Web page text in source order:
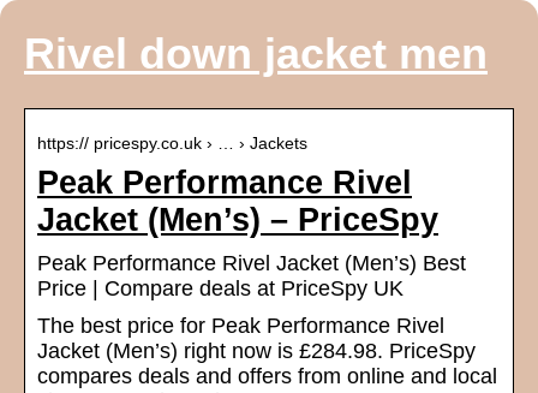
Rivel down jacket men
https:// pricespy.co.uk › … › Jackets
Peak Performance Rivel
Jacket (Men’s) – PriceSpy
Peak Performance Rivel Jacket (Men’s) Best
Price | Compare deals at PriceSpy UK
The best price for Peak Performance Rivel
Jacket (Men’s) right now is £284.98. PriceSpy
compares deals and offers from online and local